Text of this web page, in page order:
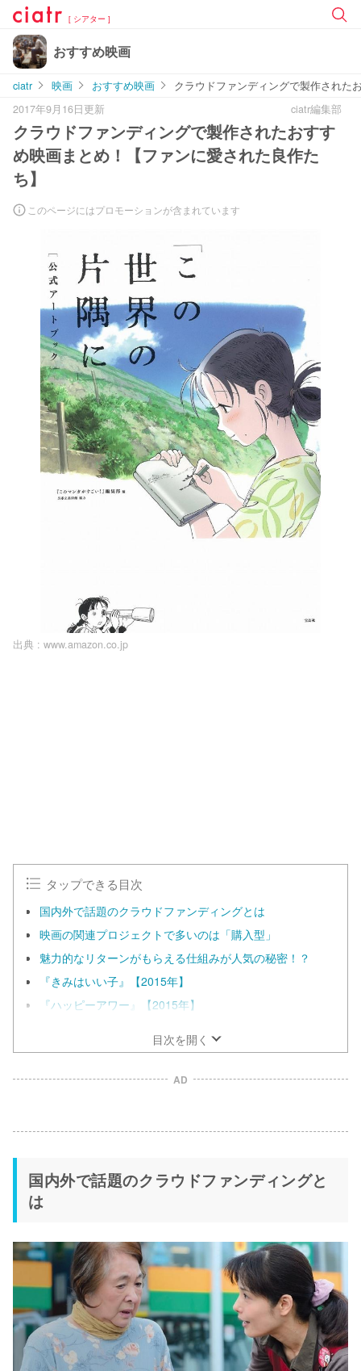
[ シアター ]
おすすめ映画
ciatr 映画 おすすめ映画
クラウドファンディングで製作された
2017年9月16日更新
ciatr編集部
クラウドファンディングで製作されたおすす
め映画まとめ！【ファンに愛された良作た
ち】
このページにはプロモーションが含まれています
出典 : www.amazon.co.jp
タップできる目次
国内外で話題のクラウドファンディングとは
映画の関連プロジェクトで多いのは「購入型」
魅力的なリターンがもらえる仕組みが人気の秘密！？
『きみはいい子』【2015年】
『ハッピーアワー』【2015年】
目次を開く
AD
国内外で話題のクラウドファンディングと
は